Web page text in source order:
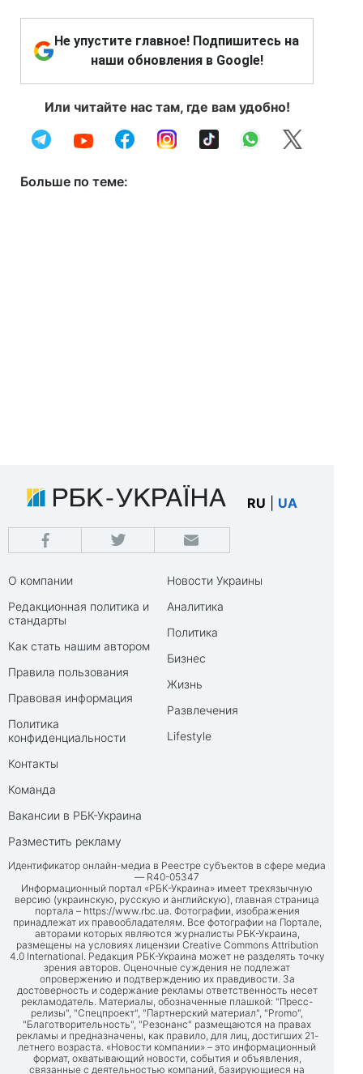
Не упустите главное! Подпишитесь на
наши обновления в Google!
Или читайте нас там, где вам удобно!
Больше по теме:
RU UA
О компании
Редакционная политика и
стандарты
Как стать нашим автором
Правила пользования
Правовая информация
Политика
конфиденциальности
Контакты
Команда
Вакансии в РБК-Украина
Разместить рекламу
Новости Украины
Аналитика
Политика
Бизнес
Жизнь
Развлечения
Lifestyle
Идентификатор онлайн-медиа в Реестре субъектов в сфере медиа
— R40-05347
Информационный портал «РБК-Украина» имеет трехязычную
версию (украинскую, русскую и английскую), главная страница
портала – https://www.rbc.ua. Фотографии, изображения
принадлежат их правообладателям. Все фотографии на Портале,
авторами которых являются журналисты РБК-Украина,
размещены на условиях лицензии Creative Commons Attribution
4.0 International. Редакция РБК-Украина может не разделять точку
зрения авторов. Оценочные суждения не подлежат
опровержению и подтверждению их правдивости. За
достоверность и содержание рекламы ответственность несет
рекламодатель. Материалы, обозначенные плашкой: "Пресс-
релизы", "Спецпроект", "Партнерский материал", "Promo",
"Благотворительность", "Резонанс" размещаются на правах
рекламы и предназначены, как правило, для лиц, достигших 21-
летнего возраста. «Новости компании» – это информационный
формат, охватывающий новости, события и объявления,
связанные с деятельностью компаний, базирующиеся на